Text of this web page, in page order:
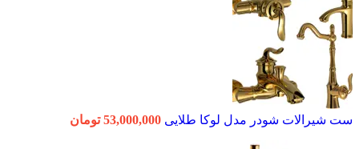
ست شیرالات شودر مدل لوکا طلایی 53,000,000 تومان